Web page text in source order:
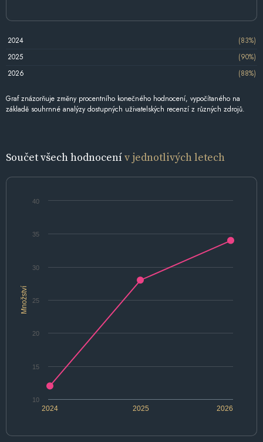
2024
(83%)
2025
(90%)
2026
(88%)
Graf znázorňuje změny procentního konečného hodnocení, vypočítaného na
základě souhrnné analýzy dostupných uživatelských recenzí z různých zdrojů.
Součet všech hodnocenív jednotlivých letech
Množství
2024 2026
2025
10
15
20
25
30
35
40